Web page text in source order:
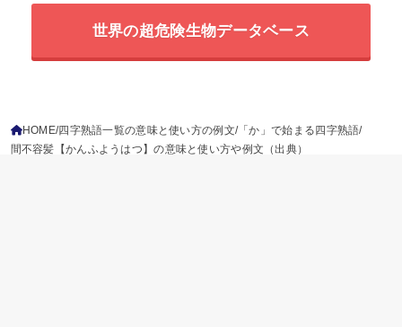
世界の超危険生物データベース
HOME 四字熟語一覧の意味と使い方の例文 「か」で始まる四字熟語
間不容髪【かんふようはつ】の意味と使い方や例文（出典）